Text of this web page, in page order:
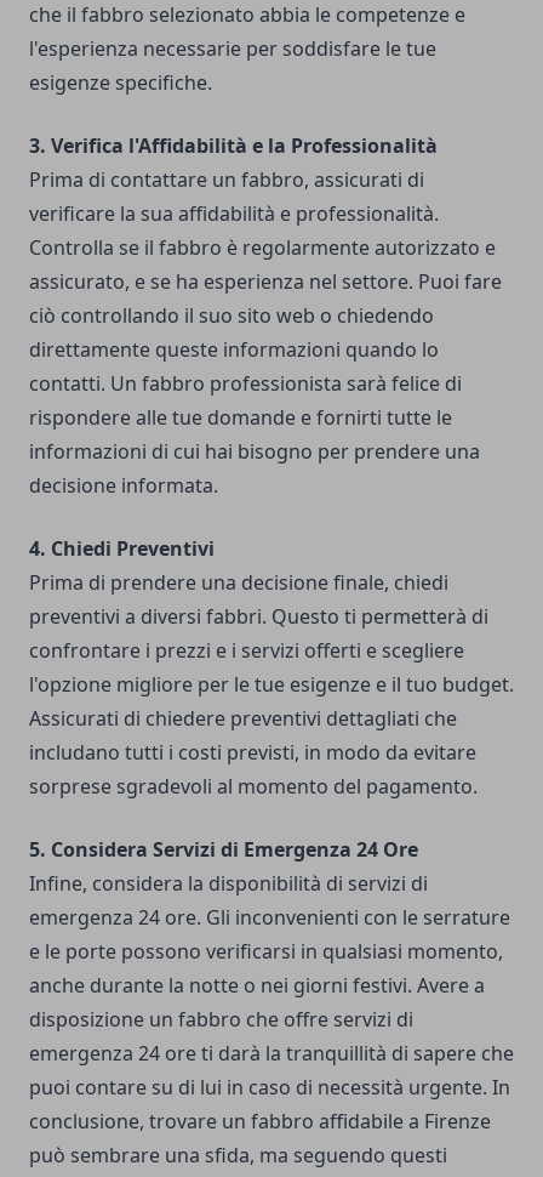
che il fabbro selezionato abbia le competenze e
l'esperienza necessarie per soddisfare le tue
esigenze specifiche.
3. Verifica l'Affidabilità e la Professionalità
Prima di contattare un fabbro, assicurati di
verificare la sua affidabilità e professionalità.
Controlla se il fabbro è regolarmente autorizzato e
assicurato, e se ha esperienza nel settore. Puoi fare
ciò controllando il suo sito web o chiedendo
direttamente queste informazioni quando lo
contatti. Un fabbro professionista sarà felice di
rispondere alle tue domande e fornirti tutte le
informazioni di cui hai bisogno per prendere una
decisione informata.
4. Chiedi Preventivi
Prima di prendere una decisione finale, chiedi
preventivi a diversi fabbri. Questo ti permetterà di
confrontare i prezzi e i servizi offerti e scegliere
l'opzione migliore per le tue esigenze e il tuo budget.
Assicurati di chiedere preventivi dettagliati che
includano tutti i costi previsti, in modo da evitare
sorprese sgradevoli al momento del pagamento.
5. Considera Servizi di Emergenza 24 Ore
Infine, considera la disponibilità di servizi di
emergenza 24 ore. Gli inconvenienti con le serrature
e le porte possono verificarsi in qualsiasi momento,
anche durante la notte o nei giorni festivi. Avere a
disposizione un fabbro che offre servizi di
emergenza 24 ore ti darà la tranquillità di sapere che
puoi contare su di lui in caso di necessità urgente. In
conclusione, trovare un fabbro affidabile a Firenze
può sembrare una sfida, ma seguendo questi